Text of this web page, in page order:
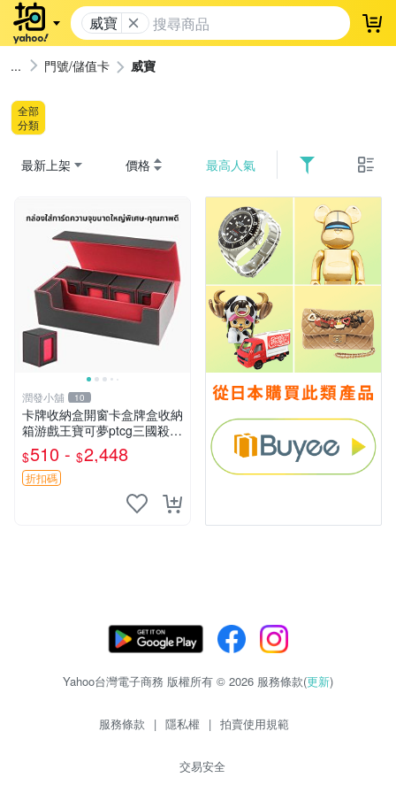
威寶 登
門號/儲值卡 威寶
全部
分類
最新上架 價格 最高人氣
潤發小舖 10
卡牌收納盒開窗卡盒牌盒收納
箱游戲王寶可夢ptcg三國殺海
賊王dtcg
$510 - $2,448
折扣碼
Yahoo台灣電子商務 版權所有 © 2026 服務條款(更新)
服務條款 | 隱私權 | 拍賣使用規範
交易安全